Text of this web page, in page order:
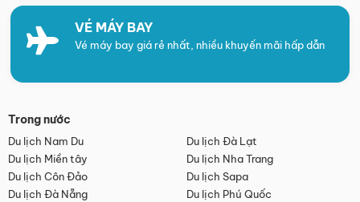
VÉ MÁY BAY
Vé máy bay giá rẻ nhất, nhiều khuyến mãi hấp dẫn
Trong nước
Du lịch Nam Du
Du lịch Đà Lạt
Du lịch Miền tây
Du lịch Nha Trang
Du lịch Côn Đảo
Du lịch Sapa
Du lịch Đà Nẵng
Du lịch Phú Quốc